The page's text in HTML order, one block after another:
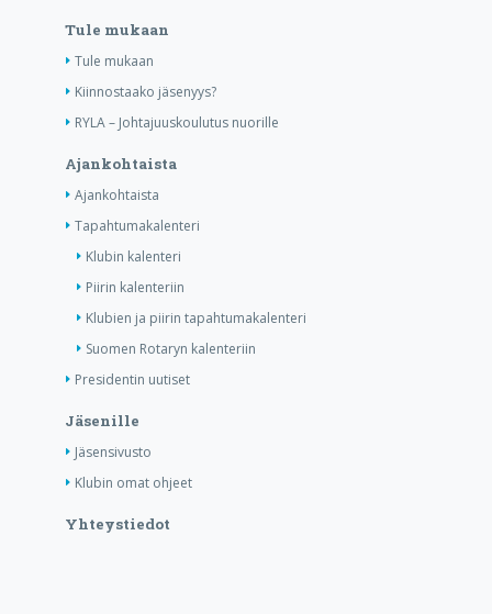
Tule mukaan
Tule mukaan
Kiinnostaako jäsenyys?
RYLA – Johtajuuskoulutus nuorille
Ajankohtaista
Ajankohtaista
Tapahtumakalenteri
Klubin kalenteri
Piirin kalenteriin
Klubien ja piirin tapahtumakalenteri
Suomen Rotaryn kalenteriin
Presidentin uutiset
Jäsenille
Jäsensivusto
Klubin omat ohjeet
Yhteystiedot